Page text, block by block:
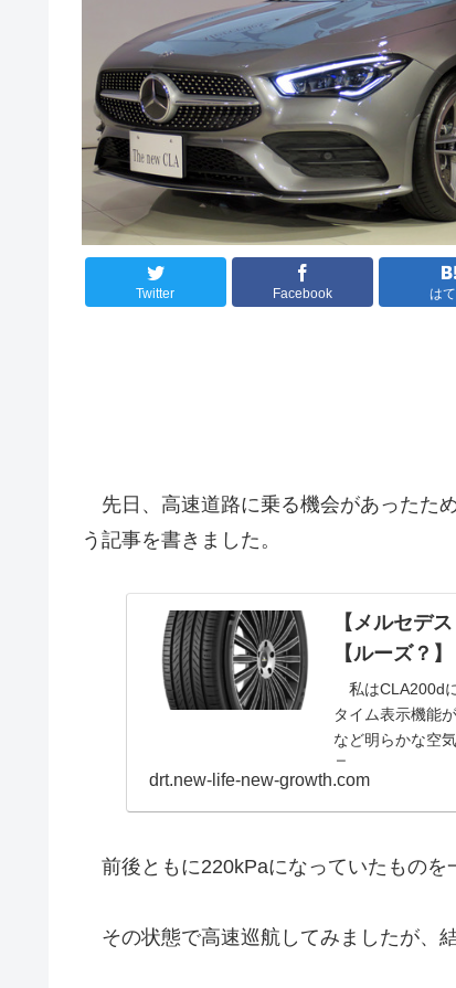
Twitter Facebook は
先日、高速道路に乗る機会があったた
う記事を書きました。
【メルセデ
【ルーズ？】
私はCLA200d
タイム表示機能
など明らかな空
テ...
drt.new-life-new-growth.com
前後ともに220kPaになっていたものを
その状態で高速巡航してみましたが、